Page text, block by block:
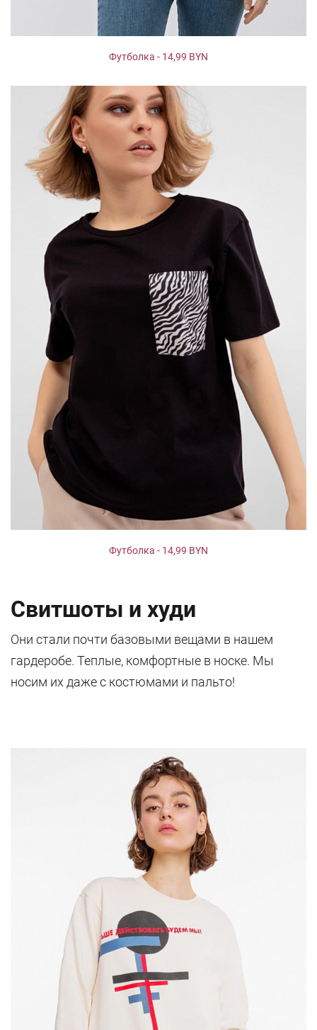
Футболка - 14,99 BYN
Футболка - 14,99 BYN
Свитшоты и худи
Они стали почти базовыми вещами в нашем
гардеробе. Теплые, комфортные в носке. Мы
носим их даже с костюмами и пальто!